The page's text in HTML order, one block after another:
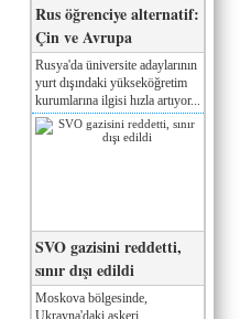
Rus öğrenciye alternatif:
Çin ve Avrupa
Rusya'da üniversite adaylarının
yurt dışındaki yükseköğretim
kurumlarına ilgisi hızla artıyor...
SVO gazisini reddetti,
sınır dışı edildi
Moskova bölgesinde,
Ukrayna'daki askeri